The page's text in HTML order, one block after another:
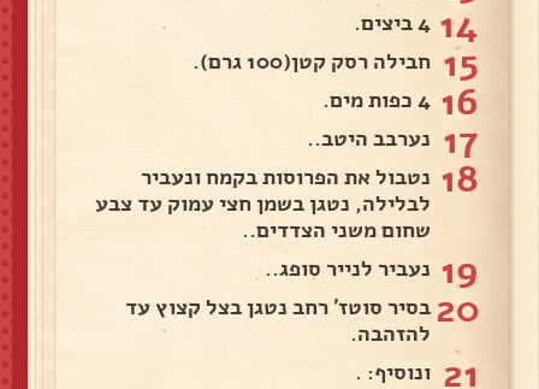
14 4 ביצים.
15 חבילה רסק קטן(100 גרם).
16 4 כפות מים.
17 נערבב היטב..
18 נטבול את הפרוסות בקמח ונעביר
לבלילה, נטגן בשמן חצי עמוק עד צבע
שחום משני הצדדים..
19 נעביר לנייר סופג..
20 בסיר סוטז' רחב נטגן בצל קצוץ עד
להזהבה.
21 ונוסיף: .